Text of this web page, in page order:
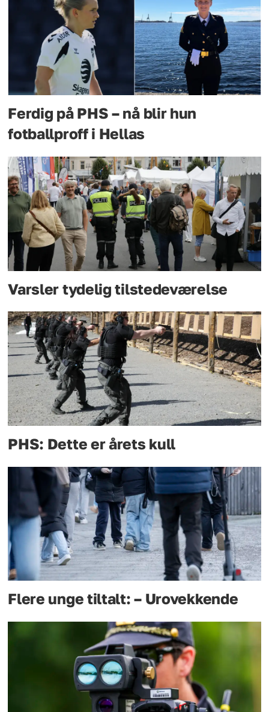
Ferdig på PHS – nå blir hun
fotballproff i Hellas
Varsler tydelig tilstedeværelse
PHS: Dette er årets kull
Flere unge tiltalt: – Urovekkende